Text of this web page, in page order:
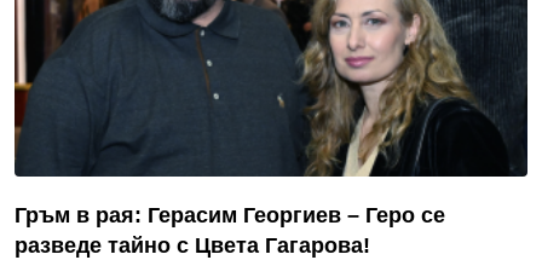
Гръм в рая: Герасим Георгиев – Геро се
разведе тайно с Цвета Гагарова!